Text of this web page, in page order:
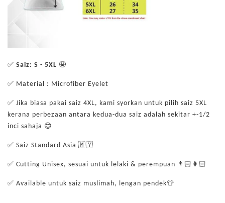
✅ Saiz: S - 5XL 🤩
✅ Material : Microfiber Eyelet
✅ Jika biasa pakai saiz 4XL, kami syorkan untuk pilih saiz 5XL
kerana perbezaan antara kedua-dua saiz adalah sekitar +-1/2
inci sahaja 😊
✅ Saiz Standard Asia 🇲🇾
✅ Cutting Unisex, sesuai untuk lelaki & perempuan 👨🏻👩🏻
✅ Available untuk saiz muslimah, lengan pendek👕